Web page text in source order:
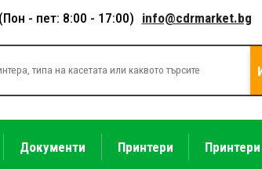
(Пон - пет: 8:00 - 17:00) info@cdrmarket.bg
Документи Принтери